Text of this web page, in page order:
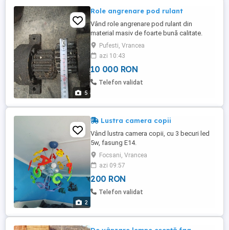
5
Role angrenare pod rulant
Vând role angrenare pod rulant din
material masiv de foarte bună calitate.
Pufesti, Vrancea
azi 10:43
10 000 RON
Telefon validat
2
Lustra camera copii
Vând lustra camera copii, cu 3 becuri led
5w, fasung E14.
Focsani, Vrancea
azi 09:57
200 RON
Telefon validat